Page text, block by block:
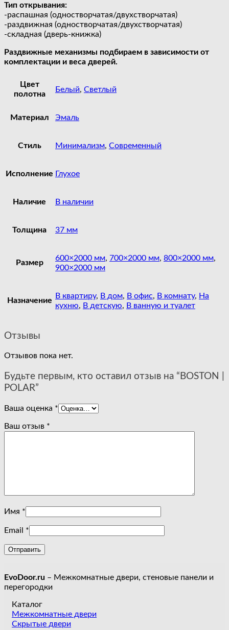
Тип открывания:
-распашная (одностворчатая/двухстворчатая)
-раздвижная (одностворчатая/двухстворчатая)
-складная (дверь-книжка)
Раздвижные механизмы подбираем в зависимости от
комплектации и веса дверей.
Цвет
полотна
Белый, Светлый
Материал Эмаль
Стиль Минимализм, Современный
Исполнение Глухое
Наличие В наличии
Толщина 37 мм
Размер
600×2000 мм, 700×2000 мм, 800×2000 мм,
900×2000 мм
Назначение
В квартиру, В дом, В офис, В комнату, На
кухню, В детскую, В ванную и туалет
Отзывы
Отзывов пока нет.
Будьте первым, кто оставил отзыв на “BOSTON |
POLAR”
Ваша оценка *
Ваш отзыв *
Имя *
Email *
EvoDoor.ru – Межкомнатные двери, стеновые панели и
перегородки
Каталог
Межкомнатные двери
Скрытые двери